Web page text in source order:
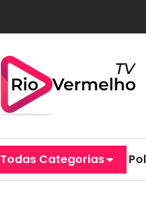
Todas Categorias